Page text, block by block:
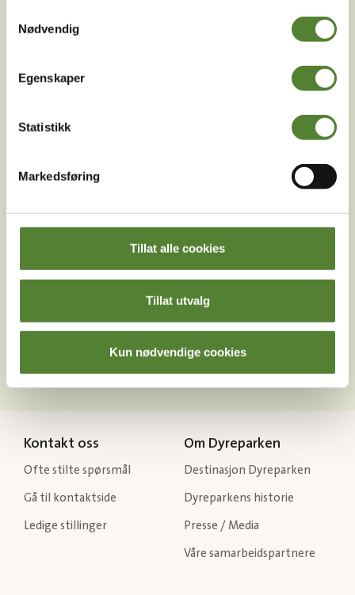
Nødvendig
Egenskaper
Statistikk
Markedsføring
Tillat alle cookies
Tillat utvalg
Kun nødvendige cookies
Facebook LinkedIn
Last ned Dyreparkens App
Les mer om appen her
Kontakt oss
Ofte stilte spørsmål
Gå til kontaktside
Ledige stillinger
Om Dyreparken
Destinasjon Dyreparken
Dyreparkens historie
Presse / Media
Våre samarbeidspartnere